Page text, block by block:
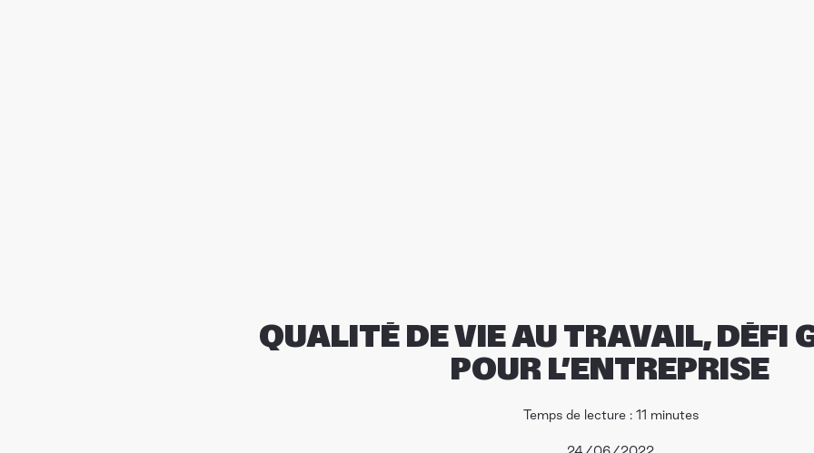
QUALITÉ DE VIE AU TRAVAIL, DÉFI
POUR L’ENTREPRISE
Temps de lecture : 11 minutes